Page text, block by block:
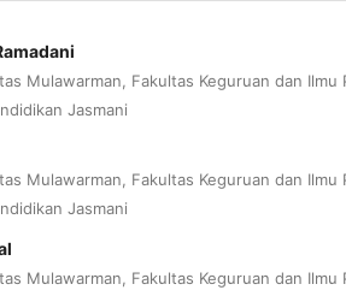
Mulawarman, Fakultas Keguruan dan Ilmu
Jasmani
Mulawarman, Fakultas Keguruan dan Ilmu
Jasmani
Mulawarman, Fakultas Keguruan dan Ilmu